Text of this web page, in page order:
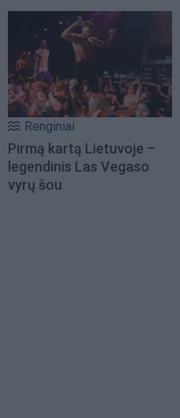
Renginiai
Pirmą kartą Lietuvoje –
legendinis Las Vegaso
vyrų šou